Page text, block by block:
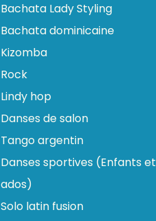
Bachata Lady Styling
Bachata dominicaine
Kizomba
Rock
Lindy hop
Danses de salon
Tango argentin
Danses sportives (Enfants et
ados)
Solo latin fusion